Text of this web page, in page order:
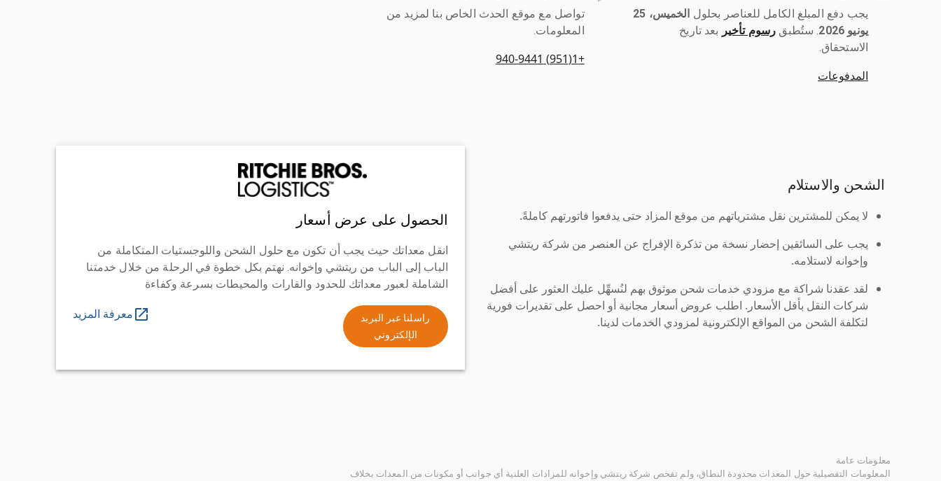
يجب دفع المبلغ الكامل للعناصر بحلول ‎
الخميس، 25
يونيو 2026
رسوم تأخير بعد تاريخ
الاستحقاق.
المدفوعات
تواصل مع موقع الحدث الخاص بنا لمزيد من
المعلومات.
+1(951) 940-9441
الشحن والاستلام
لا يمكن للمشترين نقل مشترياتهم من موقع المزاد حتى يدفعوا فاتورتهم كاملةً.
يجب على السائقين إحضار نسخة من تذكرة الإفراج عن العنصر من شركة ريتشي
وإخوانه لاستلامه.
لقد عقدنا شراكة مع مزودي خدمات شحن موثوق بهم لنُسهِّل عليك العثور على أفضل
شركات النقل بأقل الأسعار. اطلب عروض أسعار مجانية أو احصل على تقديرات فورية
لتكلفة الشحن من المواقع الإلكترونية لمزودي الخدمات لدينا.
الحصول على عرض أسعار
انقل معداتك حيث يجب أن تكون مع حلول الشحن واللوجستيات المتكاملة من
الباب إلى الباب من ريتشي وإخوانه. نهتم بكل خطوة في الرحلة من خلال خدمتنا
الشاملة لعبور معداتك للحدود والقارات والمحيطات بسرعة وكفاءة
راسلنا عبر البريد
الإلكتروني
معرفة المزيد
معلومات عامة
المعلومات التفصيلية حول المعدات محدودة النطاق، ولم تفحص شركة ريتشي وإخوانه للمزادات العلنية أي جوانب أو مكونات من المعدات بخلاف